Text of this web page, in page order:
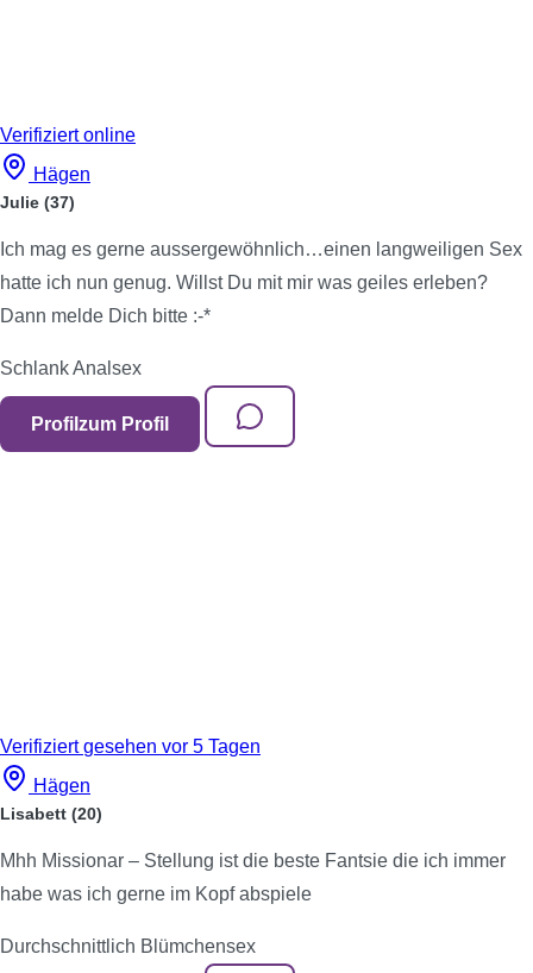
Verifiziertonline
Hägen
Julie (37)
Ich mag es gerne aussergewöhnlich…einen langweiligen Sex
hatte ich nun genug. Willst Du mit mir was geiles erleben?
Dann melde Dich bitte :-*
SchlankAnalsex
Profil zum Profil
Verifiziertgesehen vor 5 Tagen
Hägen
Lisabett (20)
Mhh Missionar – Stellung ist die beste Fantsie die ich immer
habe was ich gerne im Kopf abspiele
Durchschnittlich Blümchensex